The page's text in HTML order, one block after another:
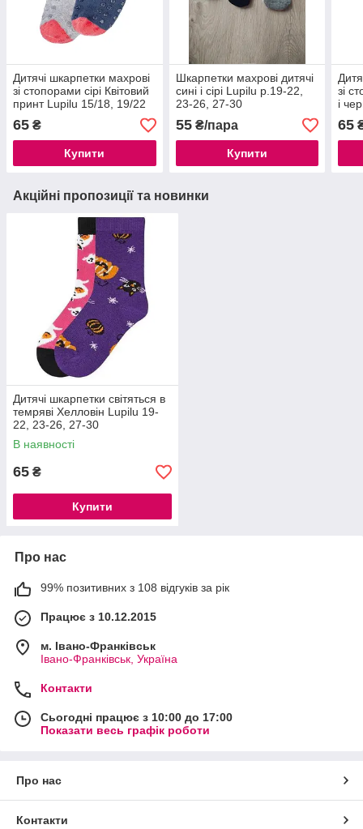
Дитячі шкарпетки махрові
зі стопорами сірі Квітовий
принт Lupilu 15/18, 19/22
65 ₴
Купити
Шкарпетки махрові дитячі
сині і сірі Lupilu р.19-22,
23-26, 27-30
55₴/пара
Купити
зі
і
23/
65
Акційні пропозиції та новинки
Дитячі шкарпетки світяться в
темряві Хелловін Lupilu 19-
22, 23-26, 27-30
В наявності
65 ₴
Купити
Про нас
99% позитивних з 108 відгуків за рік
Працює з 10.12.2015
м. Івано-Франківськ
Івано-Франківськ, Україна
Контакти
Сьогодні працює з 10:00 до 17:00
Показати весь графік роботи
Про нас
Контакти